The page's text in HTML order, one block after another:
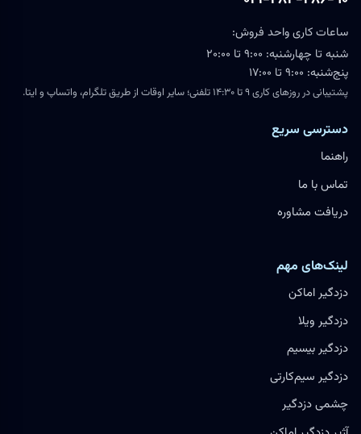
ساعات کاری واحد فروش:
شنبه تا چهارشنبه: ۹:۰۰ تا ۲۰:۰۰
پنج‌شنبه: ۹:۰۰ تا ۱۷:۰۰
پشتیبانی در روزهای کاری ۹ تا ۱۴:۳۰ تلفنی؛ سایر اوقات از طریق تلگرام، واتساپ و ایتا.
دسترسی سریع
راهنما
تماس با ما
دریافت مشاوره
لینک‌های مهم
دزدگیر اماکن
دزدگیر ویلا
دزدگیر بیسیم
دزدگیر سیم‌کارتی
چشمی دزدگیر